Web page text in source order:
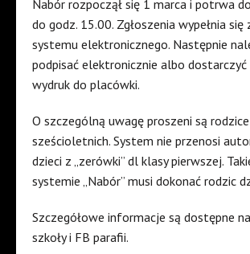
Nabór rozpoczął się 1 marca i potrwa
do godz. 15.00. Zgłoszenia wypełnia się
systemu elektronicznego. Następnie
podpisać elektronicznie albo dostarczyć
wydruk do placówki.
O szczególną uwagę proszeni są
sześcioletnich. System nie przenosi
dzieci z „zerówki” dl klasy pierwszej.
systemie „Nabór” musi dokonać rodzic
Szczegółowe informacje są dostępne
szkoły i FB parafii.